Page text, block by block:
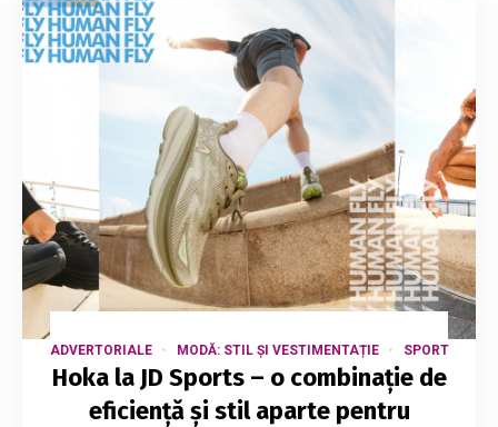
ADVERTORIALE MODĂ: STIL ȘI VESTIMENTAȚIE SPORT
Hoka la JD Sports – o combinație de
eficiență și stil aparte pentru